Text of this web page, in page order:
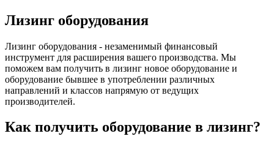
Лизинг оборудования
Лизинг оборудования - незаменимый финансовый
инструмент для расширения вашего производства. Мы
поможем вам получить в лизинг новое оборудование и
оборудование бывшее в употреблении различных
направлений и классов напрямую от ведущих
производителей.
Как получить оборудование в лизинг?